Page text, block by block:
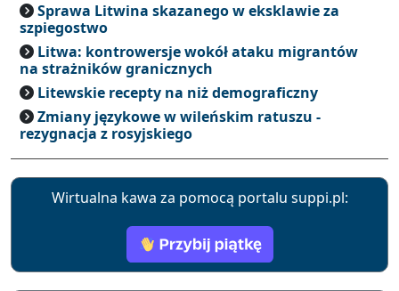
Sprawa Litwina skazanego w eksklawie za
szpiegostwo
Litwa: kontrowersje wokół ataku migrantów
na strażników granicznych
Litewskie recepty na niż demograficzny
Zmiany językowe w wileńskim ratuszu -
rezygnacja z rosyjskiego
Wirtualna kawa za pomocą portalu suppi.pl: